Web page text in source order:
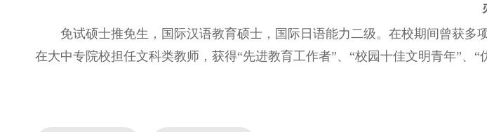
免试硕士推免生，国际汉语教育硕士，国际日语能力二级。在校期间曾获
在大中专院校担任文科类教师，获得“先进教育工作者”、“校园十佳文明青年”、“